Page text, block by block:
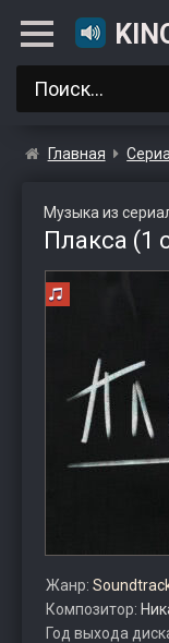
Главная
Музыка из
Плакса (1
Жанр:
Композитор:
Год выхода